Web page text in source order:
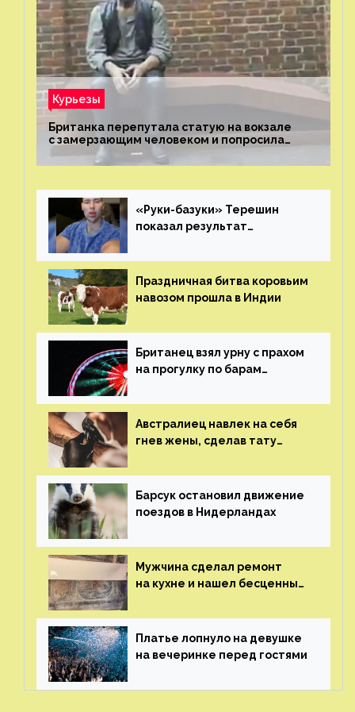
Курьезы
Британка перепутала статую на вокзале
с замерзающим человеком и попросила
о помощи
«Руки-базуки» Терешин
показал результат
Праздничная битва коровьим
навозом прошла в Индии
Британец взял урну с прахом
на прогулку по барам
Австралиец навлек на себя
гнев жены, сделав тату
Барсук остановил движение
поездов в Нидерландах
Мужчина сделал ремонт
на кухне и нашел бесценные
Платье лопнуло на девушке
на вечеринке перед гостями